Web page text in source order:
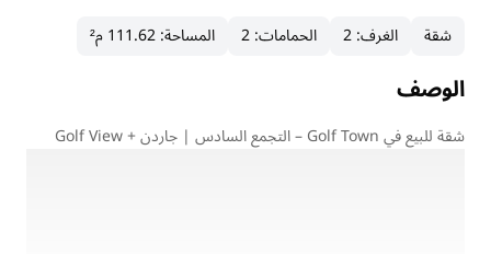
شقة الغرف:
2 الحمامات:
2 المساحة:111.62 م²
الوصف
شقة للبيع في Golf Town – التجمع السادس | جاردن + Golf View